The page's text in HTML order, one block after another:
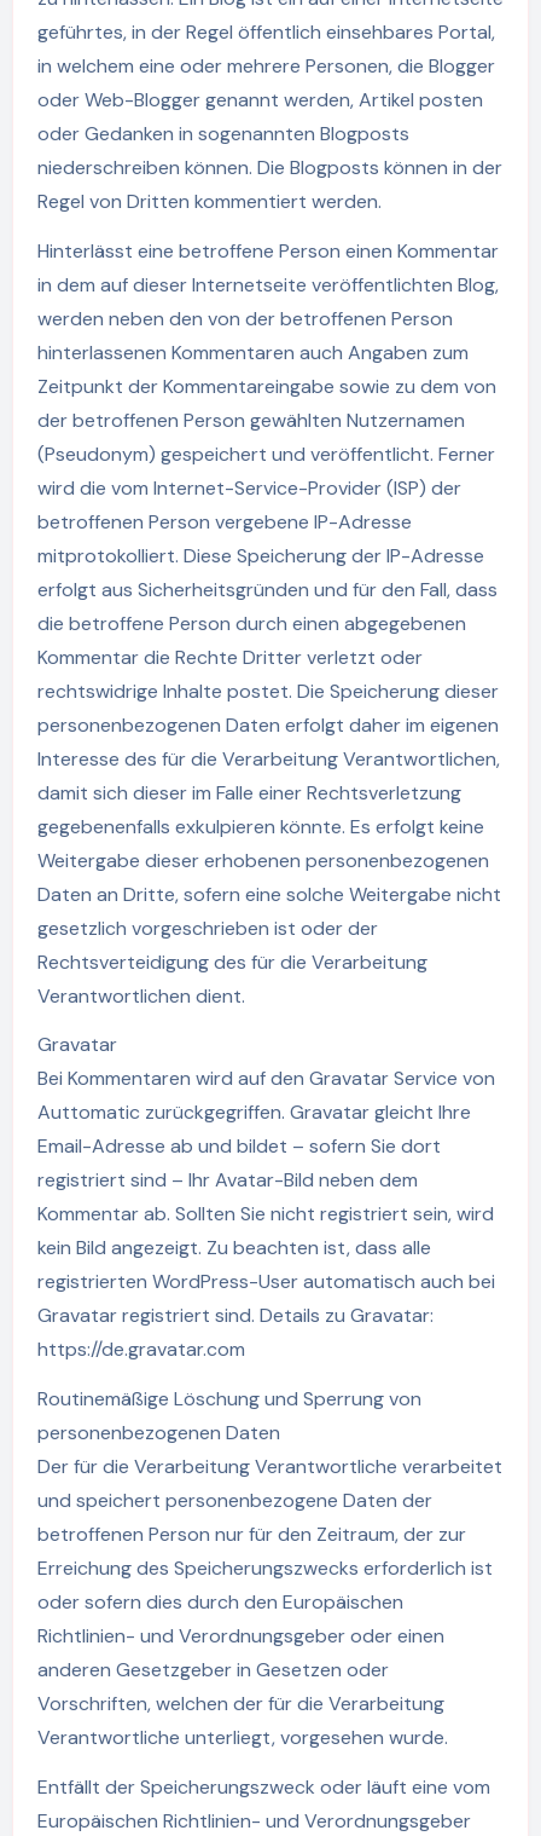
geführtes, in der Regel öffentlich einsehbares Portal,
in welchem eine oder mehrere Personen, die Blogger
oder Web-Blogger genannt werden, Artikel posten
oder Gedanken in sogenannten Blogposts
niederschreiben können. Die Blogposts können in der
Regel von Dritten kommentiert werden.
Hinterlässt eine betroffene Person einen Kommentar
in dem auf dieser Internetseite veröffentlichten Blog,
werden neben den von der betroffenen Person
hinterlassenen Kommentaren auch Angaben zum
Zeitpunkt der Kommentareingabe sowie zu dem von
der betroffenen Person gewählten Nutzernamen
(Pseudonym) gespeichert und veröffentlicht. Ferner
wird die vom Internet-Service-Provider (ISP) der
betroffenen Person vergebene IP-Adresse
mitprotokolliert. Diese Speicherung der IP-Adresse
erfolgt aus Sicherheitsgründen und für den Fall, dass
die betroffene Person durch einen abgegebenen
Kommentar die Rechte Dritter verletzt oder
rechtswidrige Inhalte postet. Die Speicherung dieser
personenbezogenen Daten erfolgt daher im eigenen
Interesse des für die Verarbeitung Verantwortlichen,
damit sich dieser im Falle einer Rechtsverletzung
gegebenenfalls exkulpieren könnte. Es erfolgt keine
Weitergabe dieser erhobenen personenbezogenen
Daten an Dritte, sofern eine solche Weitergabe nicht
gesetzlich vorgeschrieben ist oder der
Rechtsverteidigung des für die Verarbeitung
Verantwortlichen dient.
Gravatar
Bei Kommentaren wird auf den Gravatar Service von
Auttomatic zurückgegriffen. Gravatar gleicht Ihre
Email-Adresse ab und bildet – sofern Sie dort
registriert sind – Ihr Avatar-Bild neben dem
Kommentar ab. Sollten Sie nicht registriert sein, wird
kein Bild angezeigt. Zu beachten ist, dass alle
registrierten WordPress-User automatisch auch bei
Gravatar registriert sind. Details zu Gravatar:
https://de.gravatar.com
Routinemäßige Löschung und Sperrung von
personenbezogenen Daten
Der für die Verarbeitung Verantwortliche verarbeitet
und speichert personenbezogene Daten der
betroffenen Person nur für den Zeitraum, der zur
Erreichung des Speicherungszwecks erforderlich ist
oder sofern dies durch den Europäischen
Richtlinien- und Verordnungsgeber oder einen
anderen Gesetzgeber in Gesetzen oder
Vorschriften, welchen der für die Verarbeitung
Verantwortliche unterliegt, vorgesehen wurde.
Entfällt der Speicherungszweck oder läuft eine vom
Europäischen Richtlinien- und Verordnungsgeber